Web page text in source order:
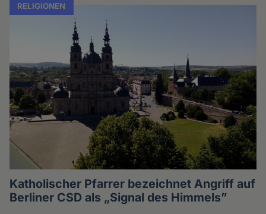
RELIGIONEN
Katholischer Pfarrer bezeichnet Angriff auf
Berliner CSD als „Signal des Himmels”